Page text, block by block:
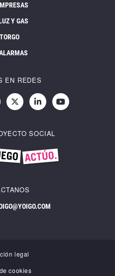
Y GAS
EN REDES
SOCIAL
legal
cookies